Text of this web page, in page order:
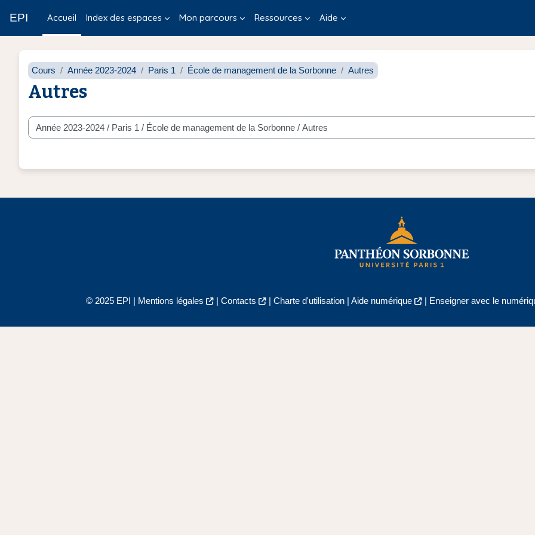
EPI Accueil Index des espaces Mon parcours Ressources Aide
Cours Année 2023-2024 Paris 1 École de management de la Sorbonne Autres
Autres
Catégories de cours
© 2025 EPI | Mentions légales | Contacts | Charte d'utilisation| Aide numérique | Enseigner avec le